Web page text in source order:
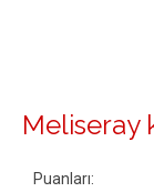
Meliseray
Puanları: